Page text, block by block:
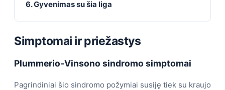
6. Gyvenimas su šia liga
Simptomai ir priežastys
Plummerio-Vinsono sindromo simptomai
Pagrindiniai šio sindromo požymiai susiję tiek su kraujo